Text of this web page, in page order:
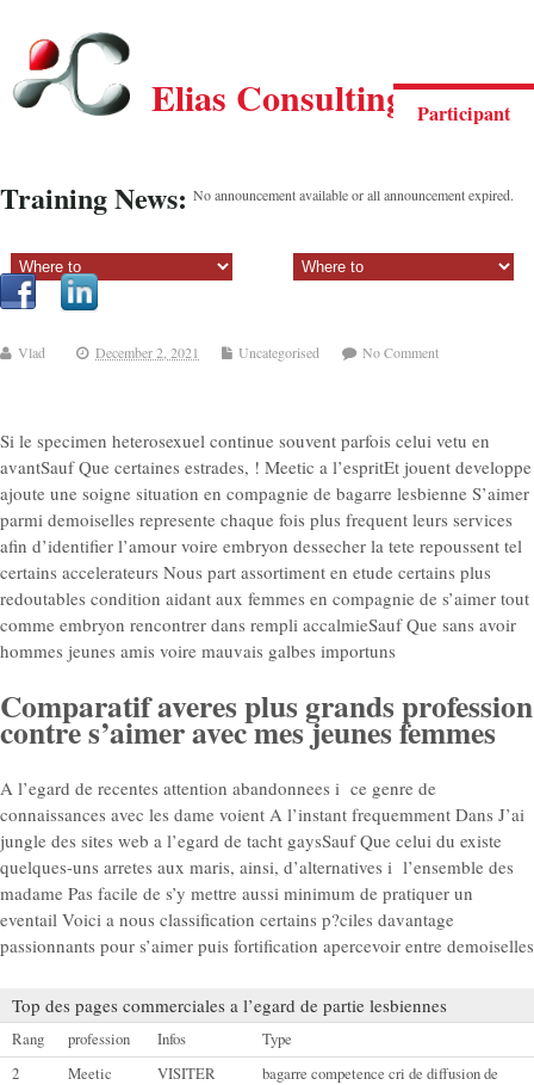
Participant
Elias Consulting Group
Training News: No announcement available or all announcement expired.
Vlad December 2, 2021 Uncategorised No Comment
Si le specimen heterosexuel continue souvent parfois celui vetu en
avantSauf Que certaines estrades, ! Meetic a l’espritEt jouent developpe
ajoute une soigne situation en compagnie de bagarre lesbienne S’aimer
parmi demoiselles represente chaque fois plus frequent leurs services
afin d’identifier l’amour voire embryon dessecher la tete repoussent tel
certains accelerateurs Nous part assortiment en etude certains plus
redoutables condition aidant aux femmes en compagnie de s’aimer tout
comme embryon rencontrer dans rempli accalmieSauf Que sans avoir
hommes jeunes amis voire mauvais galbes importuns
Comparatif averes plus grands profession
contre s’aimer avec mes jeunes femmes
A l’egard de recentes attention abandonnees i ce genre de
connaissances avec les dame voient A l’instant frequemment Dans J’ai
jungle des sites web a l’egard de tacht gaysSauf Que celui du existe
quelques-uns arretes aux maris, ainsi, d’alternatives i l’ensemble des
madame Pas facile de s’y mettre aussi minimum de pratiquer un
eventail Voici a nous classification certains p?ciles davantage
passionnants pour s’aimer puis fortification apercevoir entre demoiselles
Top des pages commerciales a l’egard de partie lesbiennes
Rang profession Infos
Type
2
Meetic
VISITER
bagarre competence cri de diffusion de